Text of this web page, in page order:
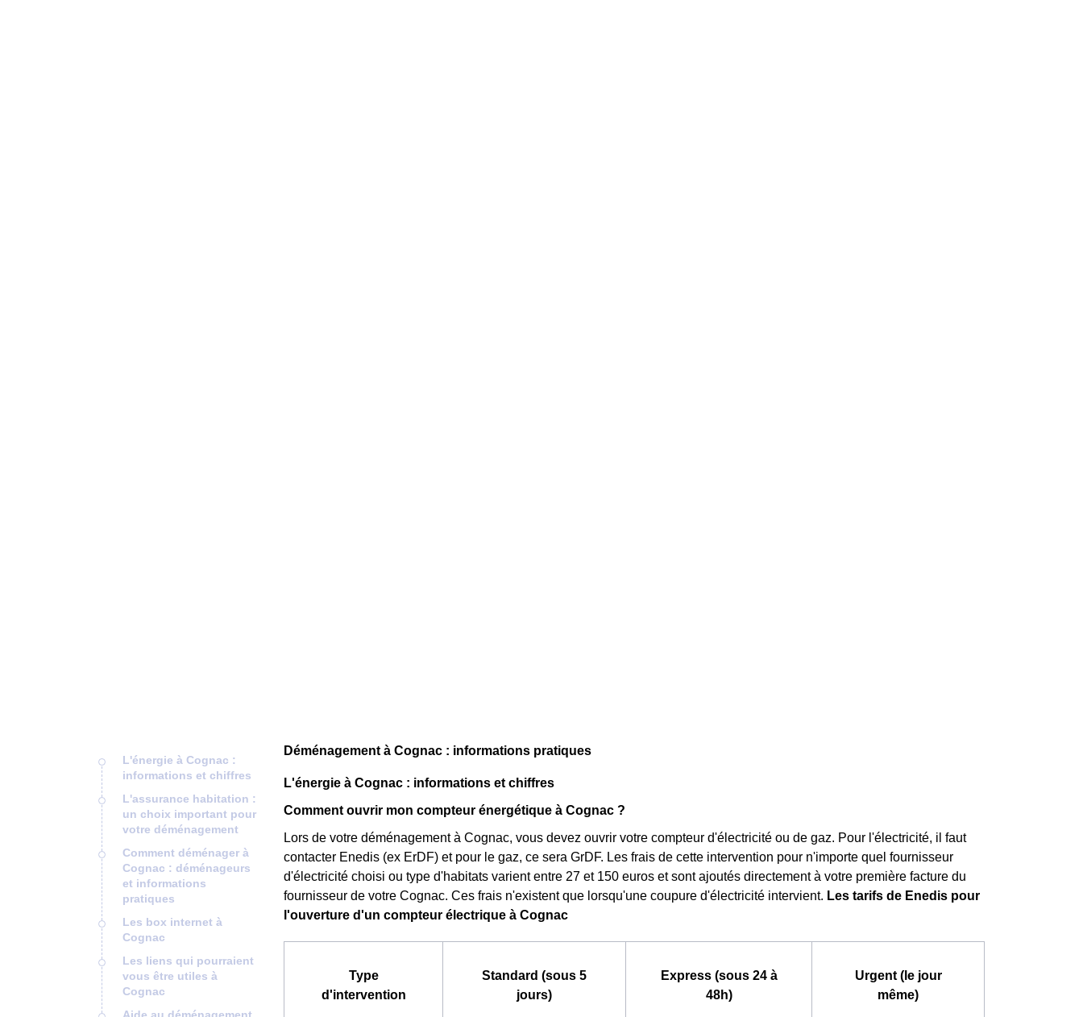
L'énergie à Cognac :
informations et chiffres
L'assurance habitation :
un choix important pour
votre déménagement
Comment déménager à
Cognac : déménageurs
et informations
pratiques
Les box internet à
Cognac
Les liens qui pourraient
vous être utiles à
Cognac
Déménagement à Cognac : informations pratiques
L'énergie à Cognac : informations et chiffres
Comment ouvrir mon compteur énergétique à Cognac ?
Lors de votre déménagement à Cognac, vous devez ouvrir votre compteur d'électricité ou de gaz. Pour l'électricité, il faut
contacter Enedis (ex ErDF) et pour le gaz, ce sera GrDF. Les frais de cette intervention pour n'importe quel fournisseur
d'électricité choisi ou type d'habitats varient entre 27 et 150 euros et sont ajoutés directement à votre première facture du
fournisseur de votre Cognac. Ces frais n'existent que lorsqu'une coupure d'électricité intervient. Les tarifs de Enedis pour
l'ouverture d'un compteur électrique à Cognac
Type
d'intervention
Standard (sous 5
jours)
Express (sous 24 à
48h)
Urgent (le jour
même)